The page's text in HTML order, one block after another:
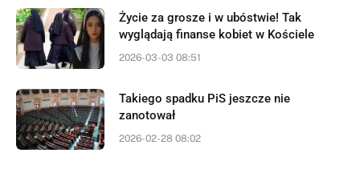
Życie za grosze i w ubóstwie! Tak
wyglądają finanse kobiet w Kościele
2026-03-03 08:51
Takiego spadku PiS jeszcze nie
zanotował
2026-02-28 08:02